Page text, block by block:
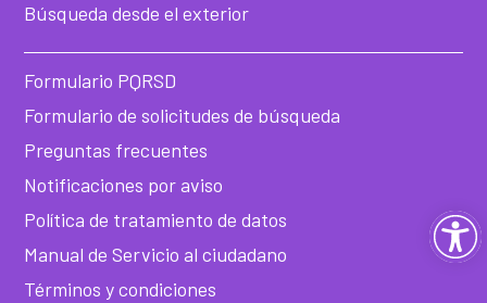
Búsqueda desde el exterior
Formulario PQRSD
Formulario de solicitudes de búsqueda
Preguntas frecuentes
Notificaciones por aviso
Política de tratamiento de datos
Manual de Servicio al ciudadano
Términos y condiciones